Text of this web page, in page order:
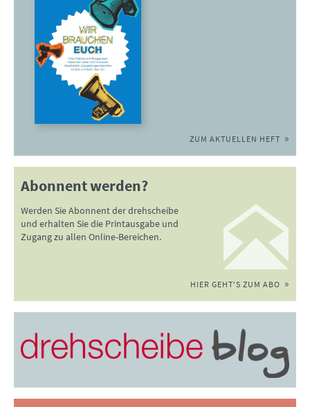
ZUM AKTUELLEN HEFT
Abonnent werden?
Werden Sie Abonnent der drehscheibe
und erhalten Sie die Printausgabe und
Zugang zu allen Online-Bereichen.
HIER GEHT'S ZUM ABO